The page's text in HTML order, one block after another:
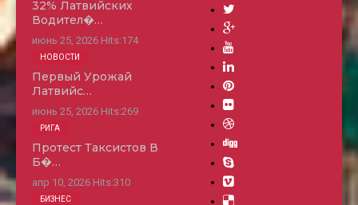
32% Латвийских
Водител�…
июнь 25, 2026 Hits:174
Первый Урожай
Латвийс…
июнь 25, 2026 Hits:269
НОВОСТИ
Протест Таксистов В
Б�…
апр 10, 2026 Hits:310
РИГА
БИЗНЕС